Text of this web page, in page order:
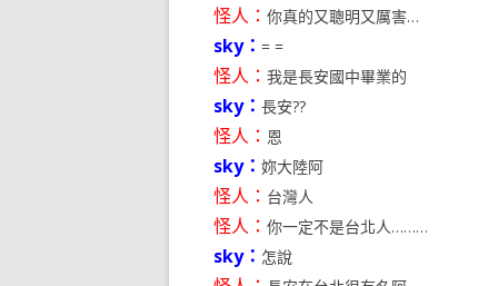
怪人： 你真的又聰明又厲害…
sky： = =
怪人： 我是長安國中畢業的
sky： 長安??
怪人： 恩
sky： 妳大陸阿
怪人： 台灣人
怪人： 你一定不是台北人………
sky： 怎說